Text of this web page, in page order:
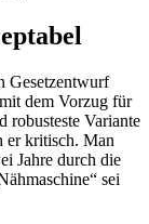
Gesetzentwurf
dem Vorzug für
robusteste Variante
er kritisch. Man
Jahre durch die
sei